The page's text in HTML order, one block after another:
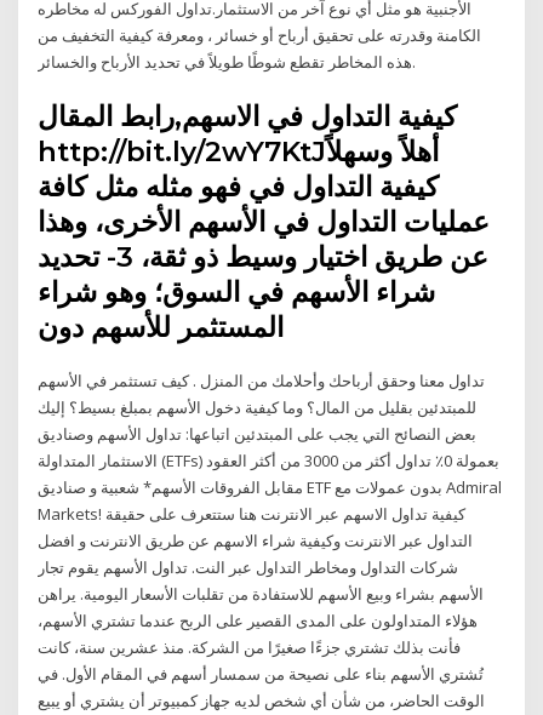
الأجنبية هو مثل أي نوع آخر من الاستثمار.تداول الفوركس له مخاطره
الكامنة وقدرته على تحقيق أرباح أو خسائر ، ومعرفة كيفية التخفيف من
هذه المخاطر تقطع شوطًا طويلاً في تحديد الأرباح والخسائر.
كيفية التداول في الاسهم,رابط المقال
http://bit.ly/2wY7KtJأهلاً وسهلاً
كيفية التداول في فهو مثله مثل كافة
عمليات التداول في الأسهم الأخرى، وهذا
عن طريق اختيار وسيط ذو ثقة، 3- تحديد
شراء الأسهم في السوق؛ وهو شراء
المستثمر للأسهم دون
تداول معنا وحقق أرباحك وأحلامك من المنزل . كيف تستثمر في الأسهم
للمبتدئين بقليل من المال؟ وما كيفية دخول الأسهم بمبلغ بسيط؟ إليك
بعض النصائح التي يجب على المبتدئين اتباعها: تداول الأسهم وصناديق
الاستثمار المتداولة (ETFs) بعمولة 0٪ تداول أكثر من 3000 من أكثر العقود
مقابل الفروقات الأسهم* شعبية و صناديق ETF بدون عمولات مع Admiral
Markets! كيفية تداول الاسهم عبر الانترنت هنا ستتعرف على حقيقة
التداول عبر الانترنت وكيفية شراء الاسهم عن طريق الانترنت و افضل
شركات التداول ومخاطر التداول عبر النت. تداول الأسهم يقوم تجار
الأسهم بشراء وبيع الأسهم للاستفادة من تقلبات الأسعار اليومية. يراهن
هؤلاء المتداولون على المدى القصير على الربح عندما تشتري الأسهم،
فأنت بذلك تشتري جزءًا صغيرًا من الشركة. منذ عشرين سنة، كانت
تُشتري الأسهم بناء على نصيحة من سمسار أسهم في المقام الأول. في
الوقت الحاضر، من شأن أي شخص لديه جهاز كمبيوتر أن يشتري أو يبيع